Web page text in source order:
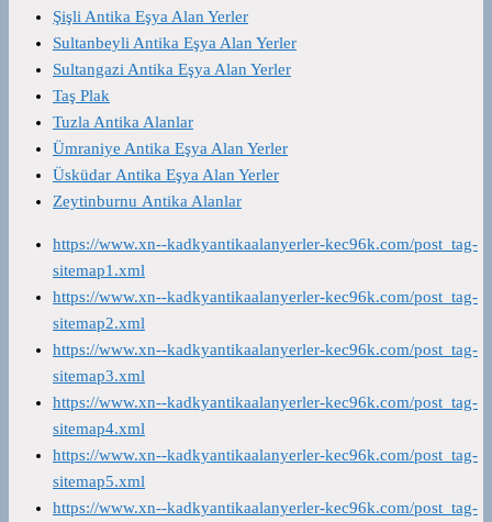
Şişli Antika Eşya Alan Yerler
Sultanbeyli Antika Eşya Alan Yerler
Sultangazi Antika Eşya Alan Yerler
Taş Plak
Tuzla Antika Alanlar
Ümraniye Antika Eşya Alan Yerler
Üsküdar Antika Eşya Alan Yerler
Zeytinburnu Antika Alanlar
https://www.xn--kadkyantikaalanyerler-kec96k.com/post_tag-
sitemap1.xml
https://www.xn--kadkyantikaalanyerler-kec96k.com/post_tag-
sitemap2.xml
https://www.xn--kadkyantikaalanyerler-kec96k.com/post_tag-
sitemap3.xml
https://www.xn--kadkyantikaalanyerler-kec96k.com/post_tag-
sitemap4.xml
https://www.xn--kadkyantikaalanyerler-kec96k.com/post_tag-
sitemap5.xml
https://www.xn--kadkyantikaalanyerler-kec96k.com/post_tag-